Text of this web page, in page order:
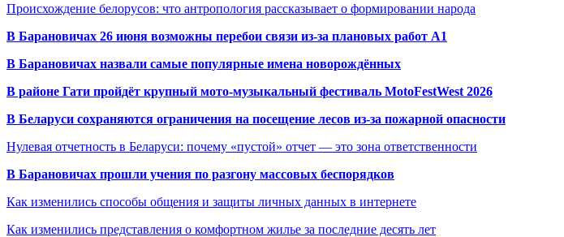
Происхождение белорусов: что антропология рассказывает о формировании народа
В Барановичах 26 июня возможны перебои связи из-за плановых работ A1
В Барановичах назвали самые популярные имена новорождённых
В районе Гати пройдёт крупный мото-музыкальный фестиваль MotoFestWest 2026
В Беларуси сохраняются ограничения на посещение лесов из-за пожарной опасности
Нулевая отчетность в Беларуси: почему «пустой» отчет — это зона ответственности
В Барановичах прошли учения по разгону массовых беспорядков
Как изменились способы общения и защиты личных данных в интернете
Как изменились представления о комфортном жилье за последние десять лет